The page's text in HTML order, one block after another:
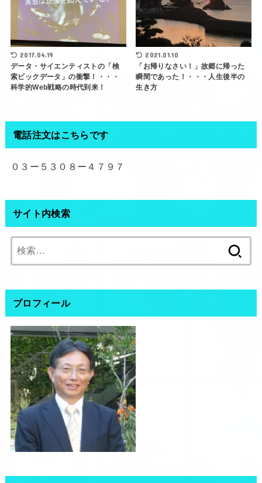
2017.04.19
データ・サイエンティストの「検
索ビックデータ」の衝撃！・・・
科学的Web戦略の時代到来！
2021.01.10
「お帰りなさい！」故郷に帰った
瞬間であった！・・・人生後半の
生き方
電話注文はこちらです
０３ー５３０８ー４７９７
サイト内検索
索:
プロフィール